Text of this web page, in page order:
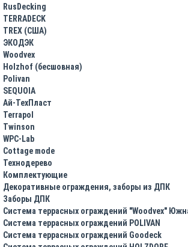
RusDecking
TERRADECK
TREX (США)
ЭКОДЭК
Woodvex
Holzhof (бесшовная)
Polivan
SEQUOIA
Ай-ТехПласт
Terrapol
Twinson
WPC-Lab
Cottage mode
Технодерево
Комплектующие
Декоративные ограждения, заборы из ДПК
Заборы ДПК
Система террасных ограждений "Woodvex"
Система террасных ограждений POLIVAN
Система террасных ограждений Goodeck